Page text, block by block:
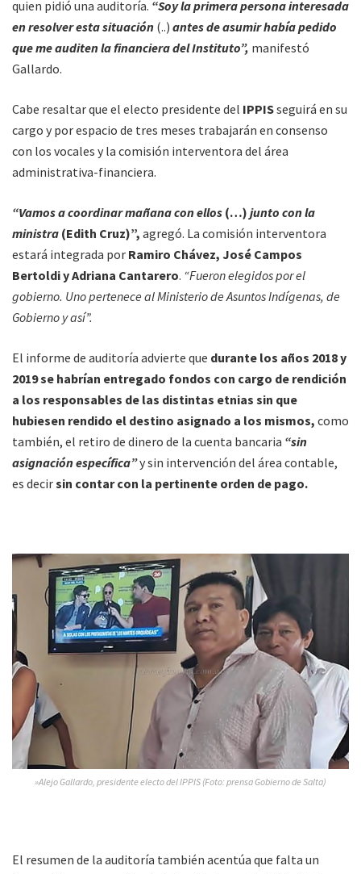
quien pidió una auditoría. “Soy la primera persona interesada
en resolver esta situación (..) antes de asumir había pedido
que me auditen la financiera del Instituto”, manifestó
Gallardo.
Cabe resaltar que el electo presidente del IPPISseguirá en su
cargo y por espacio de tres meses trabajarán en consenso
con los vocales y la comisión interventora del área
administrativa-financiera.
“Vamos a coordinar mañana con ellos (…) junto con la
ministra (Edith Cruz)”, agregó. La comisión interventora
estará integrada por Ramiro Chávez, José Campos
Bertoldi y Adriana Cantarero. “Fueron elegidos por el
gobierno. Uno pertenece al Ministerio de Asuntos Indígenas, de
Gobierno y así”.
El informe de auditoría advierte que durante los años 2018 y
2019 se habrían entregado fondos con cargo de rendición
a los responsables de las distintas etnias sin que
hubiesen rendido el destino asignado a los mismos, como
también, el retiro de dinero de la cuenta bancaria “sin
asignación específica”y sin intervención del área contable,
es decirsin contar con la pertinente orden de pago.
»Alejo Gallardo, presidente electo del IPPIS (Foto: prensa Gobierno de Salta)
El resumen de la auditoría también acentúa que falta un